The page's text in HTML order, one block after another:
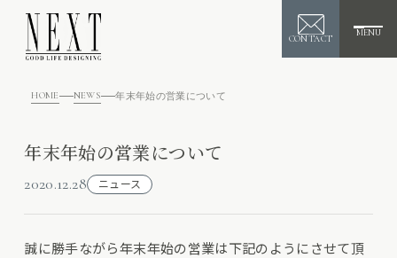
CONTACT
MENU
HOME NEWS 年末年始の営業について
年末年始の営業について
2020.12.28 ニュース
誠に勝手ながら年末年始の営業は下記のようにさせて頂